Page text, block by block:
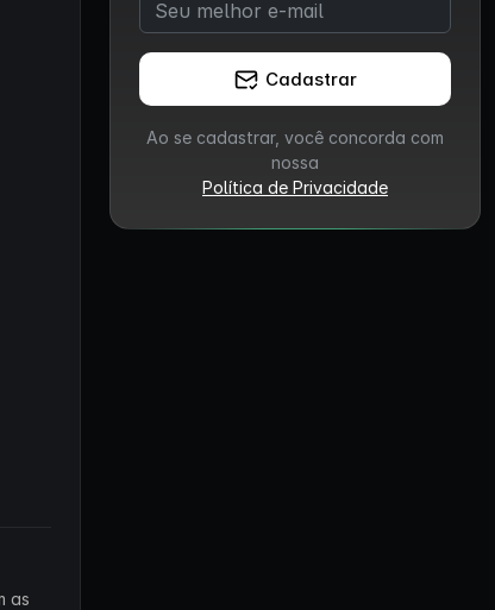
as
Cadastrar
Ao se cadastrar, você concorda com
nossa
Política de Privacidade